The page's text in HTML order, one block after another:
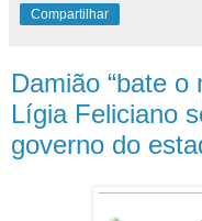
Compartilhar
Damião “bate o
Lígia Feliciano
governo do